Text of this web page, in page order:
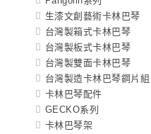
生漆文創藝術卡林巴琴
台灣製箱式卡林巴琴
台灣製板式卡林巴琴
台灣製雙面卡林巴琴
台灣製造卡林巴琴鋼片組
卡林巴琴配件
GECKO系列
卡林巴琴架